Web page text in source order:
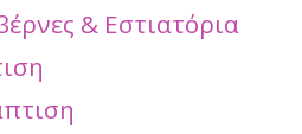
& Εστιατόρια